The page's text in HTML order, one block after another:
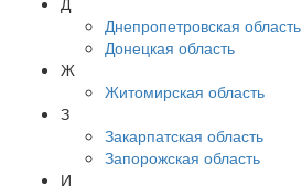
Днепропетровская область
Донецкая область
Ж
Житомирская область
З
Закарпатская область
Запорожская область
И